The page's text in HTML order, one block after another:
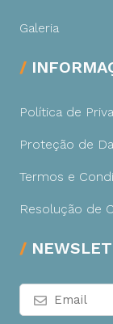
Galeria
Política de
Proteção de
Termos e
Resolução de